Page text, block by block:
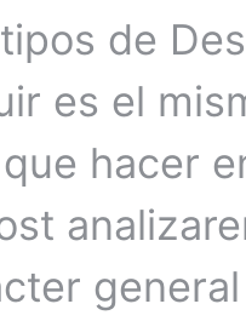
de
es el
hacer